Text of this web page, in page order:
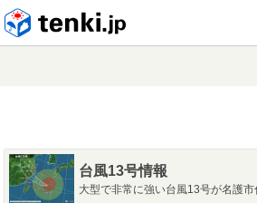
台風13号情報
大型で非常に強い台風13号が名護